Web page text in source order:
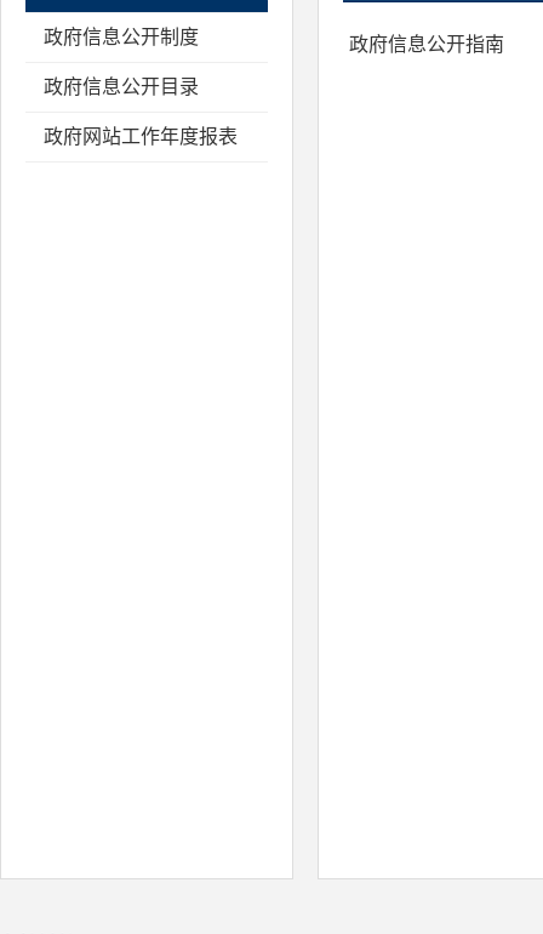
政府信息公开制度
政府信息公开目录
政府网站工作年度报表
政府信息公开指南